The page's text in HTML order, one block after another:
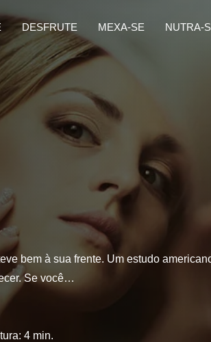
DESFRUTE MEXA-SE NUTRA-
bem à sua frente. Um estudo
Se você…
4 min.